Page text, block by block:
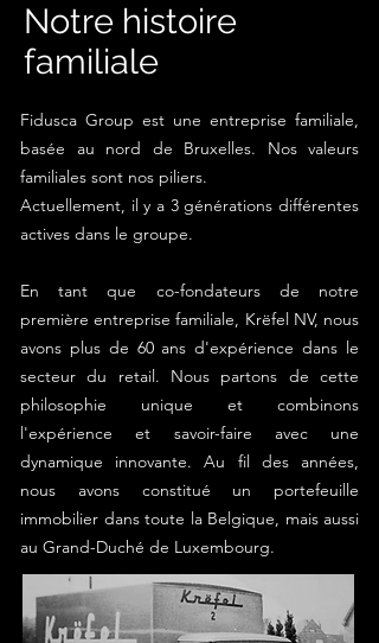
Fidusca Group est une entreprise familiale,
basée au nord de Bruxelles. Nos valeurs
familiales sont nos piliers.
Actuellement, il y a 3 générations différentes
actives dans le groupe.
En tant que co-fondateurs de notre
première entreprise familiale, Krëfel NV, nous
avons plus de 60 ans d'expérience dans le
secteur du retail. Nous partons de cette
philosophie unique et combinons
l'expérience et savoir-faire avec une
dynamique innovante. Au fil des années,
nous avons constitué un portefeuille
immobilier dans toute la Belgique, mais aussi
au Grand-Duché de Luxembourg.
Notre histoire
familiale